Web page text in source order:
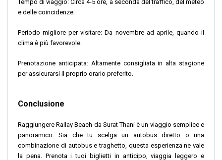
Tempo di viaggio: Circa 4-5 ore, a seconda del traffico, del meteo
e delle coincidenze.
Periodo migliore per visitare: Da novembre ad aprile, quando il
clima è più favorevole.
Prenotazione anticipata: Altamente consigliata in alta stagione
per assicurarsi il proprio orario preferito.
Conclusione
Raggiungere Railay Beach da Surat Thani è un viaggio semplice e
panoramico. Sia che tu scelga un autobus diretto o una
combinazione di autobus e traghetto, questa esperienza ne vale
la pena. Prenota i tuoi biglietti in anticipo, viaggia leggero e